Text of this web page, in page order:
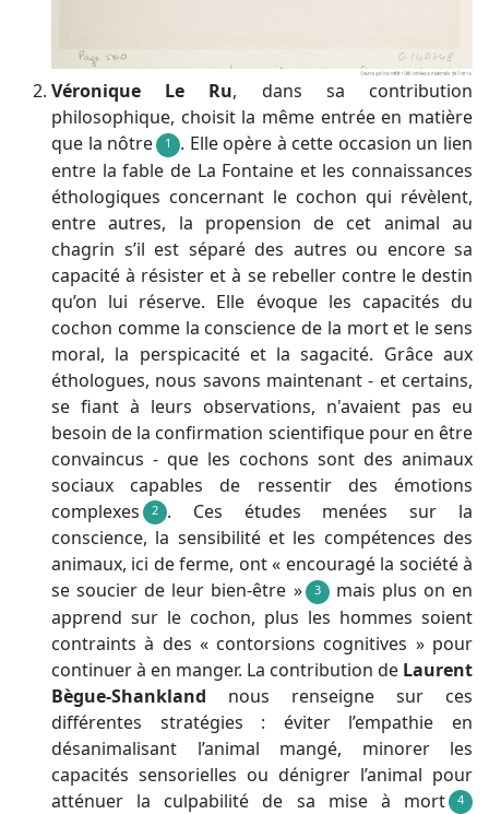
Véronique Le Ru, dans sa contribution
philosophique, choisit la même entrée en matière
que la nôtre
1
. Elle opère à cette occasion un lien
entre la fable de La Fontaine et les connaissances
éthologiques concernant le cochon qui révèlent,
entre autres, la propension de cet animal au
chagrin s’il est séparé des autres ou encore sa
capacité à résister et à se rebeller contre le destin
qu’on lui réserve. Elle évoque les capacités du
cochon comme la conscience de la mort et le sens
moral, la perspicacité et la sagacité. Grâce aux
éthologues, nous savons maintenant - et certains,
se fiant à leurs observations, n'avaient pas eu
besoin de la confirmation scientifique pour en être
convaincus - que les cochons sont des animaux
sociaux capables de ressentir des émotions
complexes
2 . Ces études menées sur la
conscience, la sensibilité et les compétences des
animaux, ici de ferme, ont « encouragé la société à
se soucier de leur bien-être »
3 mais plus on en
apprend sur le cochon, plus les hommes soient
contraints à des « contorsions cognitives » pour
continuer à en manger. La contribution de Laurent
Bègue-Shankland nous renseigne sur ces
différentes stratégies : éviter l’empathie en
désanimalisant l’animal mangé, minorer les
capacités sensorielles ou dénigrer l’animal pour
atténuer la culpabilité de sa mise à mort
4